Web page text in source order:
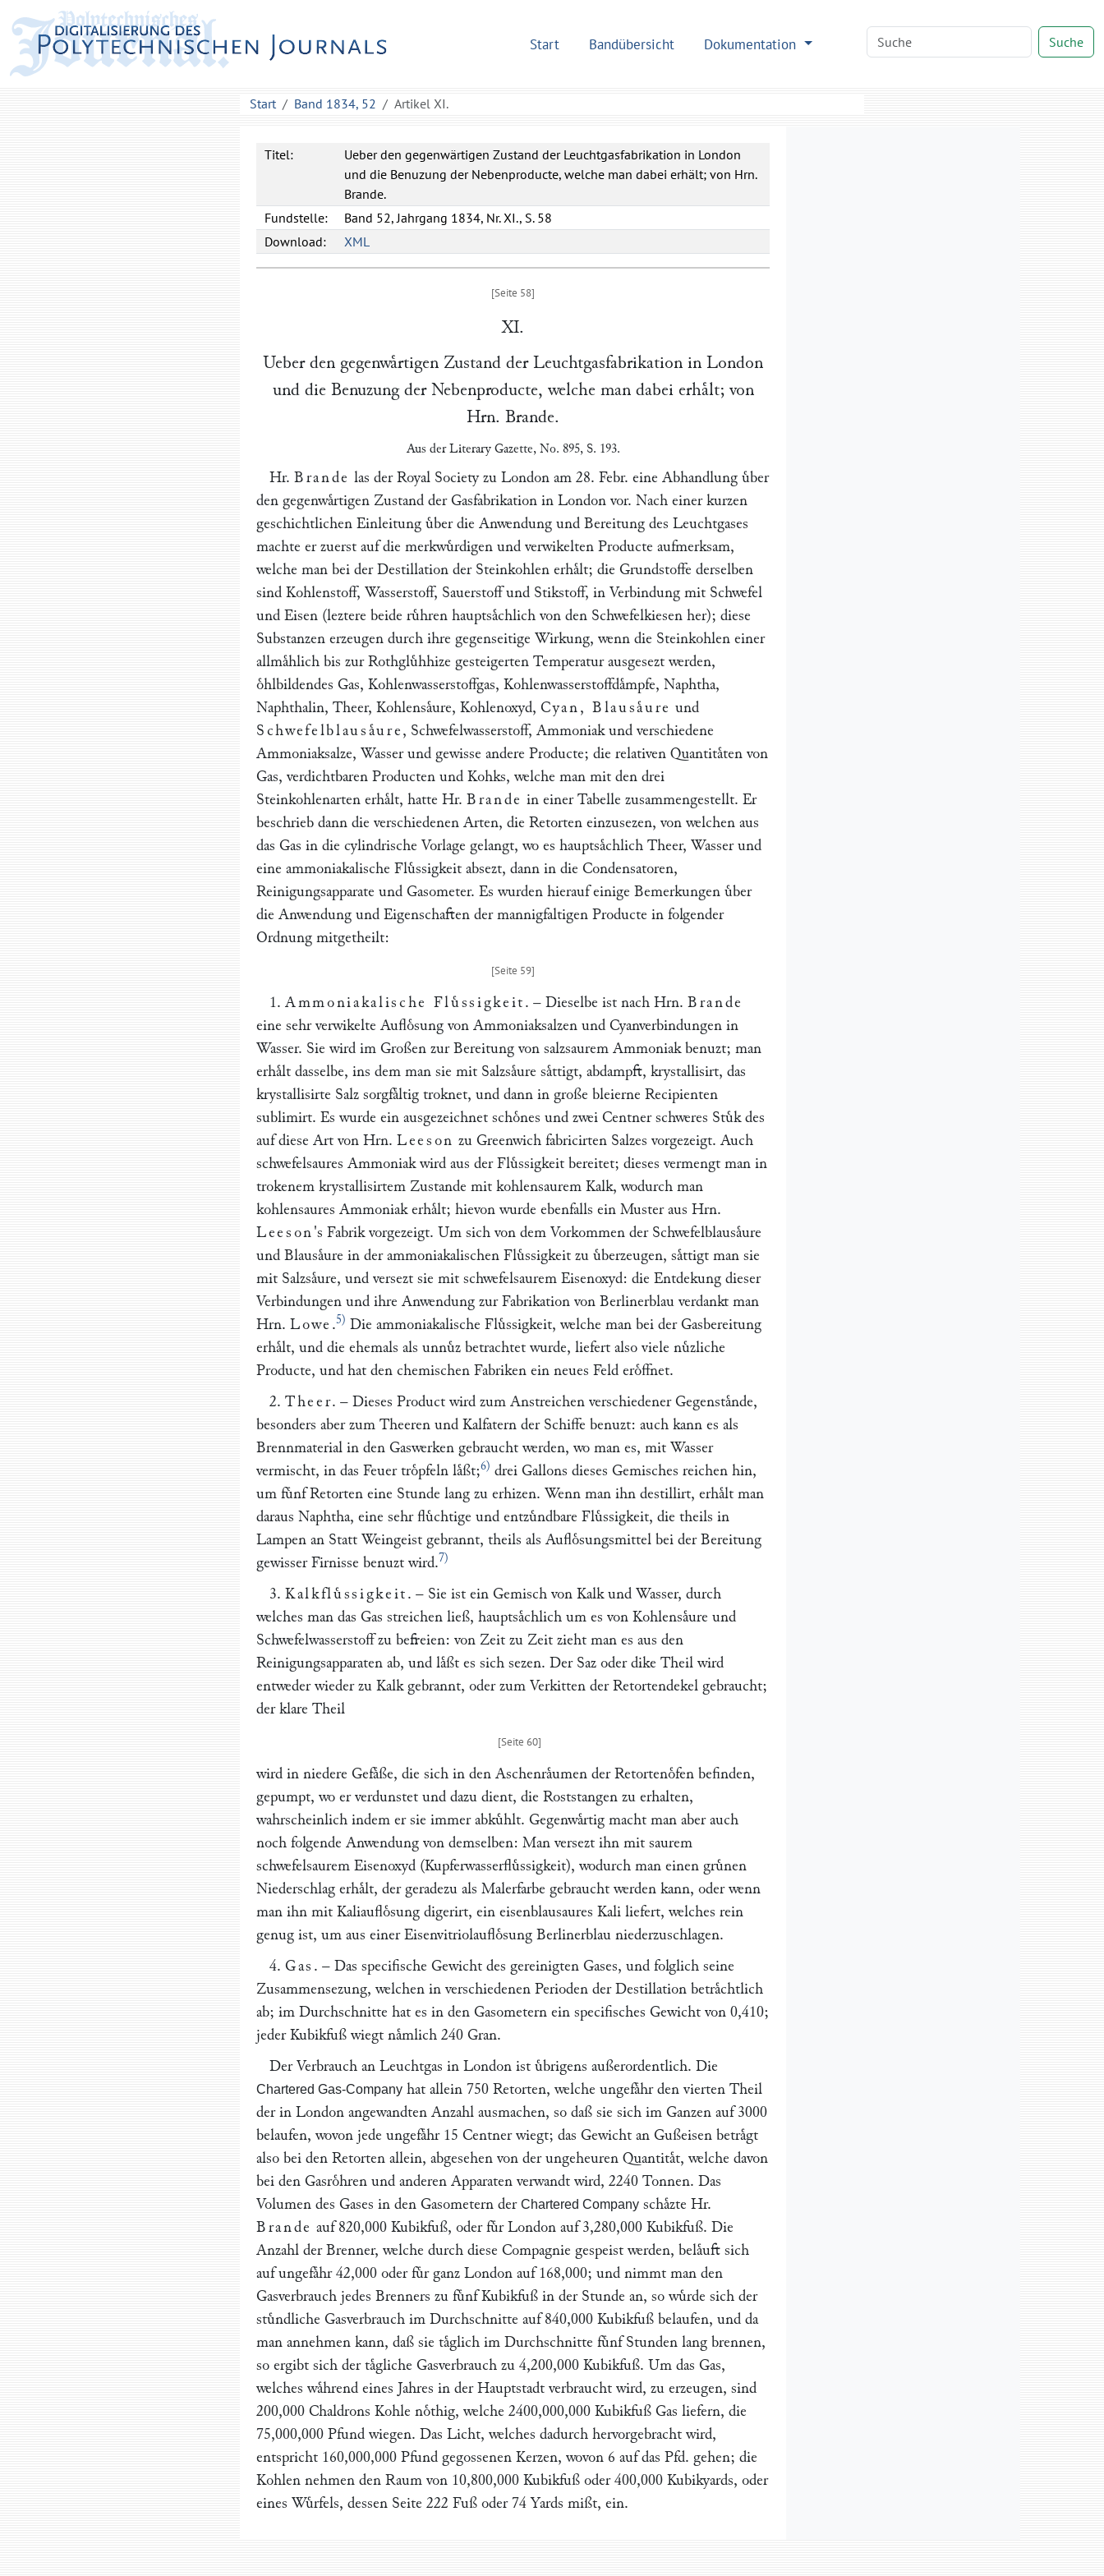
Start Bandübersicht Dokumentation Suche
Start Band 1834, 52 Artikel XI.
Titel:
Ueber den gegenwärtigen Zustand der Leuchtgasfabrikation in London
und die Benuzung der Nebenproducte, welche man dabei erhält; von Hrn.
Brande.
Fundstelle:
Band 52, Jahrgang 1834, Nr. XI., S. 58
Download:
XML
XI.
Ueber den gegenwaͤrtigen Zustand der Leuchtgasfabrikation in London
und die Benuzung der Nebenproducte, welche man dabei erhaͤlt; von
Hrn. Brande.
Aus derLiterary Gazette, No. 895, S. 193.
Hr. Brande las der Royal Societyzu London am 28. Febr. eine Abhandlung uͤber
den gegenwaͤrtigen Zustand der Gasfabrikation in London vor. Nach einer kurzen
geschichtlichen Einleitung uͤber die Anwendung und Bereitung des Leuchtgases
machte er zuerst auf die merkwuͤrdigen und verwikelten Producte aufmerksam,
welche man bei der Destillation der Steinkohlen erhaͤlt; die Grundstoffe derselben
sind Kohlenstoff, Wasserstoff, Sauerstoff und Stikstoff, in Verbindung mit Schwefel
und Eisen (leztere beide ruͤhren hauptsaͤchlich von den Schwefelkiesen her); diese
Substanzen erzeugen durch ihre gegenseitige Wirkung, wenn die Steinkohlen einer
allmaͤhlich bis zur Rothgluͤhhize gesteigerten Temperatur ausgesezt werden,
oͤhlbildendes Gas, Kohlenwasserstoffgas, Kohlenwasserstoffdaͤmpfe, Naphtha,
Naphthalin, Theer, Kohlensaͤure, Kohlenoxyd, Cyan, Blausaͤure und
Schwefelblausaͤure , Schwefelwasserstoff, Ammoniak und verschiedene
Ammoniaksalze, Wasser und gewisse andere Producte; die relativen Quantitaͤten von
Gas, verdichtbaren Producten und Kohks, welche man mit den drei
Steinkohlenarten erhaͤlt, hatte Hr. Brande in einer Tabelle zusammengestellt. Er
beschrieb dann die verschiedenen Arten, die Retorten einzusezen, von welchen aus
das Gas in die cylindrische Vorlage gelangt, wo es hauptsaͤchlich Theer, Wasser und
eine ammoniakalische Fluͤssigkeit absezt, dann in die Condensatoren,
Reinigungsapparate und Gasometer. Es wurden hierauf einige Bemerkungen uͤber
die Anwendung und Eigenschaften der mannigfaltigen Producte in folgender
Ordnung mitgetheilt:
1. Ammoniakalische Fluͤssigkeit . – Dieselbe ist nach Hrn. Brande
eine sehr verwikelte Aufloͤsung von Ammoniaksalzen und Cyanverbindungen in
Wasser. Sie wird im Großen zur Bereitung von salzsaurem Ammoniak benuzt; man
erhaͤlt dasselbe, ins dem man sie mit Salzsaͤure saͤttigt, abdampft, krystallisirt, das
krystallisirte Salz sorgfaͤltig troknet, und dann in große bleierne Recipienten
sublimirt. Es wurde ein ausgezeichnet schoͤnes und zwei Centner schweres Stuͤk des
auf diese Art von Hrn. Leeson zu Greenwich fabricirten Salzes vorgezeigt. Auch
schwefelsaures Ammoniak wird aus der Fluͤssigkeit bereitet; dieses vermengt man in
trokenem krystallisirtem Zustande mit kohlensaurem Kalk, wodurch man
kohlensaures Ammoniak erhaͤlt; hievon wurde ebenfalls ein Muster aus Hrn.
Leeson 's Fabrik vorgezeigt. Um sich von dem Vorkommen der Schwefelblausaͤure
und Blausaͤure in der ammoniakalischen Fluͤssigkeit zu uͤberzeugen, saͤttigt man sie
mit Salzsaͤure, und versezt sie mit schwefelsaurem Eisenoxyd: die Entdekung dieser
Verbindungen und ihre Anwendung zur Fabrikation von Berlinerblau verdankt man
Hrn. Lowe .5) Die ammoniakalische Fluͤssigkeit, welche man bei der Gasbereitung
erhaͤlt, und die ehemals als unnuͤz betrachtet wurde, liefert also viele nuͤzliche
Producte, und hat den chemischen Fabriken ein neues Feld eroͤffnet.
2. Theer. – Dieses Product wird zum Anstreichen verschiedener Gegenstaͤnde,
besonders aber zum Theeren und Kalfatern der Schiffe benuzt: auch kann es als
Brennmaterial in den Gaswerken gebraucht werden, wo man es, mit Wasser
vermischt, in das Feuer troͤpfeln laͤßt;6) drei Gallons dieses Gemisches reichen hin,
um fuͤnf Retorten eine Stunde lang zu erhizen. Wenn man ihn destillirt, erhaͤlt man
daraus Naphtha, eine sehr fluͤchtige und entzuͤndbare Fluͤssigkeit, die theils in
Lampen an Statt Weingeist gebrannt, theils als Aufloͤsungsmittel bei der Bereitung
gewisser Firnisse benuzt wird.7)
3. Kalkfluͤssigkeit . – Sie ist ein Gemisch von Kalk und Wasser, durch
welches man das Gas streichen ließ, hauptsaͤchlich um es von Kohlensaͤure und
Schwefelwasserstoff zu befreien: von Zeit zu Zeit zieht man es aus den
Reinigungsapparaten ab, und laͤßt es sich sezen. Der Saz oder dike Theil wird
entweder wieder zu Kalk gebrannt, oder zum Verkitten der Retortendekel gebraucht;
der klare Theil
wird in niedere Gefaͤße, die sich in den Aschenraͤumen der Retortenoͤfen befinden,
gepumpt, wo er verdunstet und dazu dient, die Roststangen zu erhalten,
wahrscheinlich indem er sie immer abkuͤhlt. Gegenwaͤrtig macht man aber auch
noch folgende Anwendung von demselben: Man versezt ihn mit saurem
schwefelsaurem Eisenoxyd (Kupferwasserfluͤssigkeit), wodurch man einen gruͤnen
Niederschlag erhaͤlt, der geradezu als Malerfarbe gebraucht werden kann, oder wenn
man ihn mit Kaliaufloͤsung digerirt, ein eisenblausaures Kali liefert, welches rein
genug ist, um aus einer Eisenvitriolaufloͤsung Berlinerblau niederzuschlagen.
4. Gas . – Das specifische Gewicht des gereinigten Gases, und folglich seine
Zusammensezung, welchen in verschiedenen Perioden der Destillation betraͤchtlich
ab; im Durchschnitte hat es in den Gasometern ein specifisches Gewicht von 0,410;
jeder Kubikfuß wiegt naͤmlich 240 Gran.
Der Verbrauch an Leuchtgas in London ist uͤbrigens außerordentlich. Die
Chartered Gas-Company hat allein 750 Retorten, welche ungefaͤhr den vierten Theil
der in London angewandten Anzahl ausmachen, so daß sie sich im Ganzen auf 3000
belaufen, wovon jede ungefaͤhr 15 Centner wiegt; das Gewicht an Gußeisen betraͤgt
also bei den Retorten allein, abgesehen von der ungeheuren Quantitaͤt, welche davon
bei den Gasroͤhren und anderen Apparaten verwandt wird, 2240 Tonnen. Das
Volumen des Gases in den Gasometern der Chartered Company schaͤzte Hr.
Brande auf 820,000 Kubikfuß, oder fuͤr London auf 3,280,000 Kubikfuß. Die
Anzahl der Brenner, welche durch diese Compagnie gespeist werden, belaͤuft sich
auf ungefaͤhr 42,000 oder fuͤr ganz London auf 168,000; und nimmt man den
Gasverbrauch jedes Brenners zu fuͤnf Kubikfuß in der Stunde an, so wuͤrde sich der
stuͤndliche Gasverbrauch im Durchschnitte auf 840,000 Kubikfuß belaufen, und da
man annehmen kann, daß sie taͤglich im Durchschnitte fuͤnf Stunden lang brennen,
so ergibt sich der taͤgliche Gasverbrauch zu 4,200,000 Kubikfuß. Um das Gas,
welches waͤhrend eines Jahres in der Hauptstadt verbraucht wird, zu erzeugen, sind
200,000 Chaldrons Kohle noͤthig, welche 2400,000,000 Kubikfuß Gas liefern, die
75,000,000 Pfund wiegen. Das Licht, welches dadurch hervorgebracht wird,
entspricht 160,000,000 Pfund gegossenen Kerzen, wovon 6 auf das Pfd. gehen; die
Kohlen nehmen den Raum von 10,800,000 Kubikfuß oder 400,000 Kubikyards, oder
eines Wuͤrfels, dessen Seite 222 Fuß oder 74 Yards mißt, ein.